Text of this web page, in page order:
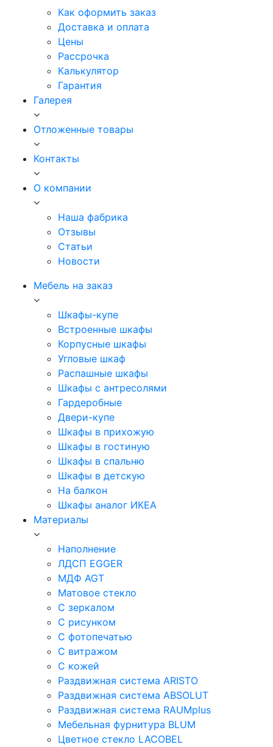
Как оформить заказ
Доставка и оплата
Цены
Рассрочка
Калькулятор
Гарантия
Галерея
Отложенные товары
Контакты
О компании
Наша фабрика
Отзывы
Статьи
Новости
Мебель на заказ
Шкафы-купе
Встроенные шкафы
Корпусные шкафы
Угловые шкаф
Распашные шкафы
Шкафы с антресолями
Гардеробные
Двери-купе
Шкафы в прихожую
Шкафы в гостиную
Шкафы в спальню
Шкафы в детскую
На балкон
Шкафы аналог ИКЕА
Материалы
Наполнение
ЛДСП EGGER
МДФ AGT
Матовое стекло
С зеркалом
С рисунком
С фотопечатью
С витражом
С кожей
Раздвижная система ARISTO
Раздвижная система ABSOLUT
Раздвижная система RAUMplus
Мебельная фурнитура BLUM
Цветное стекло LACOBEL